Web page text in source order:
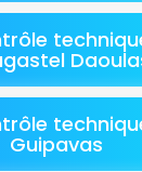
Guipavas